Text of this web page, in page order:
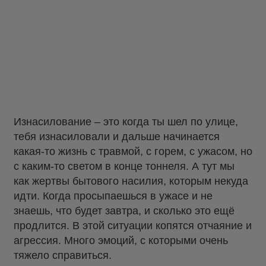
Изнасилование – это когда ты шел по улице,
тебя изнасиловали и дальше начинается
какая-то жизнь с травмой, с горем, с ужасом, но
с каким-то светом в конце тоннеля. А тут мы
как жертвы бытового насилия, которым некуда
идти. Когда просыпаешься в ужасе и не
знаешь, что будет завтра, и сколько это ещё
продлится. В этой ситуации копятся отчаяние и
агрессия. Много эмоций, с которыми очень
тяжело справиться.